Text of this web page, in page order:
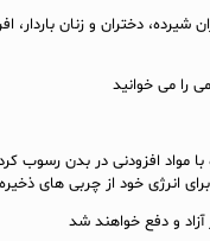
شیرده، دختران و زنان
را می خوانید
شده با مواد افزودنی در بدن
و دفع خواهند شد